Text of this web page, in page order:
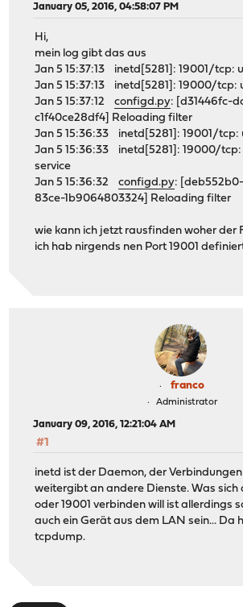
January 05, 2016, 04:58:07 PM
Hi,
mein log gibt das aus
Jan 5 15:37:13 inetd[5281]: 19001/tcp:
Jan 5 15:37:13 inetd[5281]: 19000/tcp:
Jan 5 15:37:12configd.py: [d31446fc-
c1f40ce28df4] Reloading filter
Jan 5 15:36:33 inetd[5281]: 19001/tcp:
Jan 5 15:36:33 inetd[5281]: 19000/tcp:
service
Jan 5 15:36:32configd.py:
83ce-1b9064803324] Reloading filter
wie kann ich jetzt rausfinden woher der
ich hab nirgends nen Port 19001
franco
Administrator
January 09, 2016, 12:21:04 AM
#1
inetd ist der Daemon, der
weitergibt an andere Dienste. Was sich
oder 19001 verbinden will ist allerdings
auch ein Gerät aus dem LAN sein... Da
tcpdump.